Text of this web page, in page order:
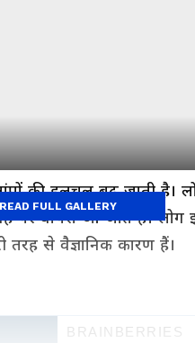
की हलचल बढ़ जाती है।
पर वापस आ जाते हैं। लोग
से वैज्ञानिक कारण हैं।
FULL GALLERY